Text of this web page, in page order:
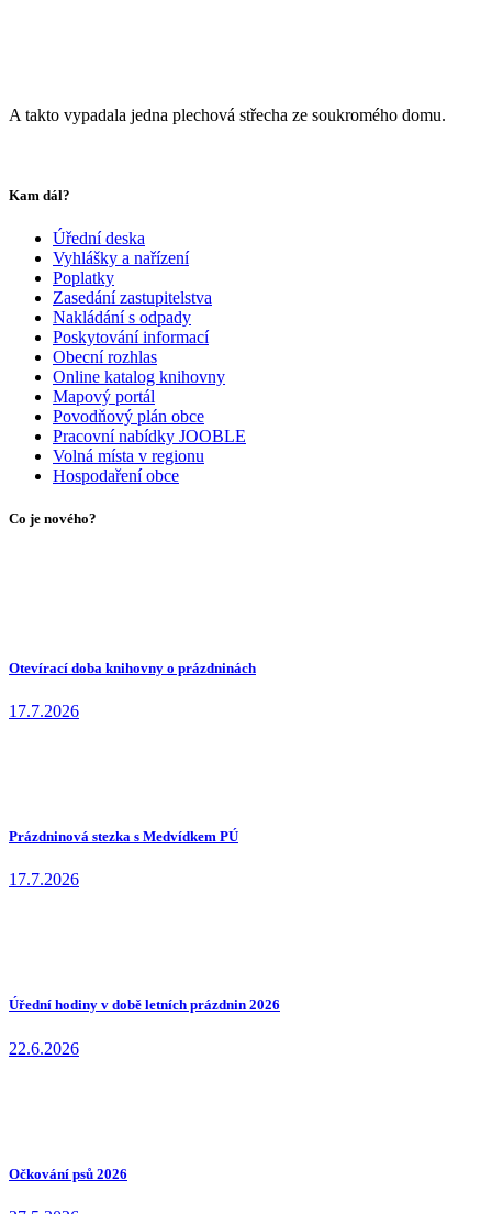
A takto vypadala jedna plechová střecha ze soukromého domu.
Kam dál?
Úřední deska
Vyhlášky a nařízení
Poplatky
Zasedání zastupitelstva
Nakládání s odpady
Poskytování informací
Obecní rozhlas
Online katalog knihovny
Mapový portál
Povodňový plán obce
Pracovní nabídky JOOBLE
Volná místa v regionu
Hospodaření obce
Co je nového?
Otevírací doba knihovny o prázdninách
17.7.2026
Prázdninová stezka s Medvídkem PÚ
17.7.2026
Úřední hodiny v době letních prázdnin 2026
22.6.2026
Očkování psů 2026